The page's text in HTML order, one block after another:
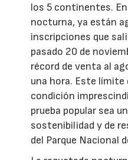
los 5 continentes.
nocturna, ya están
inscripciones que
pasado 20 de
récord de venta al
una hora. Este límite
condición
prueba popular sea
sostenibilidad y de
del Parque Nacional